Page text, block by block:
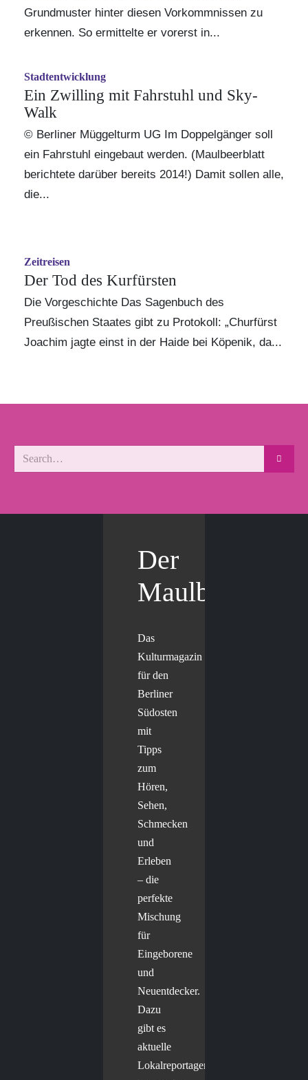
Grundmuster hinter diesen Vorkommnissen zu
erkennen. So ermittelte er vorerst in...
Stadtentwicklung
Ein Zwilling mit Fahrstuhl und Sky-
Walk
© Berliner Müggelturm UG Im Doppelgänger soll
ein Fahrstuhl eingebaut werden. (Maulbeerblatt
berichtete darüber bereits 2014!) Damit sollen alle,
die...
Zeitreisen
Der Tod des Kurfürsten
Die Vorgeschichte Das Sagenbuch des
Preußischen Staates gibt zu Protokoll: „Churfürst
Joachim jagte einst in der Haide bei Köpenik, da...
Der
Maulbär
Das
Kulturmagazin
für den
Berliner
Südosten
mit
Tipps
zum
Hören,
Sehen,
Schmecken
und
Erleben
– die
perfekte
Mischung
für
Eingeborene
und
Neuentdecker.
Dazu
gibt es
aktuelle
Lokalreportagen,